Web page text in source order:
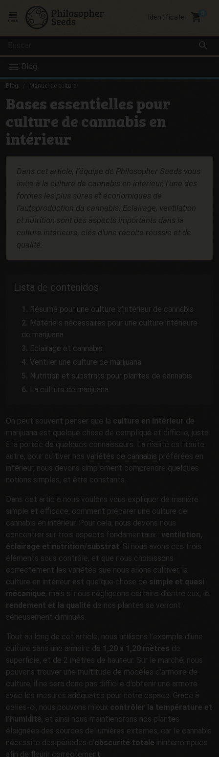
search
Blog
Identifícate local_grocery_store
Blog Manuel de culture
Bases essentielles pour
culture de cannabis en
intérieur
Dans cet article, l’équipe de Philosopher Seeds vous
initie à la culture de cannabis en intérieur, l’une des
formes les plus sûres et économiques de
l’autoproduction du cannabis. Eclairage, ventilation
et nutrition sont des aspects importants dans la
culture intérieure, clés d’une récolte réussie et de
qualité.
Lista de contenidos
Résumé pour une culture d’intérieur de cannabis
Matériels nécessaires pour une culture intérieure
de marijuana
Eclairage et cannabis
Ventiler une culture de marijuana
Nutrition et substrats pour plantes de cannabis
La culture de marijuana
On peut souvent penser que la culture en intérieur de
marijuana est quelque chose de compliqué et difficile, juste
à la portée de quelques connaisseurs. La réalité est toute
autre, pour cultiver nos variétés de cannabis préférées en
intérieur, nous devons simplement comprendre quelques
notions simples, et être constants.
Dans cet article nous voulons vous expliquer de manière
simple et efficace, comment préparer une culture de
cannabis en intérieur. Pour cela, nous devons nous
concentrer sur trois aspects fondamentaux : ventilation,
éclairage et nutrition/substrat. Si nous avons ces trois
éléments sous contrôle, et que nous choisissons
correctement les variétés que nous allons cultiver, la
culture en intérieur est quelque chose de simple et quasi
mécanique, mais si nous négligeons certains d’entre eux, le
rendement et la qualité de nos plantes se verront
sérieusement diminués.
Tout au long de cet article, nous utilisons l’exemple d'une
culture dans une armoire de 1,20 x 1,20 mètres de
superficie, et de 2 mètres de hauteur. Sur le marché, nous
pouvons trouver une multitude de modèles d’armoire de
culture, il ne sera donc pas difficile d’obtenir une armoire
avec les mesures adéquates pour notre espace. Grace à
celles-ci, nous pouvons mieux contrôler la température et
l’humidité, et ainsi nous maintiendrons nos plantes
éloignées des sources de lumières externes, car le cannabis
nécessite des périodes d’obscurité totale ininterrompues
afin de fleurir correctement.